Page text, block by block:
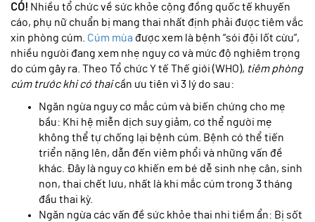
CÓ! Nhiều tổ chức về sức khỏe cộng đồng quốc tế khuyến
cáo, phụ nữ chuẩn bị mang thai nhất định phải được tiêm vắc
xin phòng cúm. Cúm mùa được xem là bệnh “sói đội lốt cừu”,
nhiều người đang xem nhẹ nguy cơ và mức độ nghiêm trọng
do cúm gây ra. Theo Tổ chức Y tế Thế giới (WHO), tiêm phòng
cúm trước khi có thaicần ưu tiên vì 3 lý do sau:
Ngăn ngừa nguy cơ mắc cúm và biến chứng cho mẹ
bầu: Khi hệ miễn dịch suy giảm, cơ thể người mẹ
không thể tự chống lại bệnh cúm. Bệnh có thể tiến
triển nặng lên, dẫn đến viêm phổi và những vấn đề
khác. Đây là nguy cơ khiến em bé dễ sinh nhẹ cân, sinh
non, thai chết lưu, nhất là khi mắc cúm trong 3 tháng
đầu thai kỳ.
Ngăn ngừa các vấn đề sức khỏe thai nhi tiềm ẩn: Bị sốt